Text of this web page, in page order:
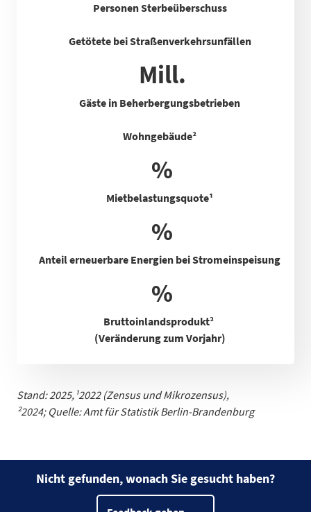
Personen Sterbeüberschuss
Getötete bei Straßenverkehrsunfällen
Mill.
Gäste in Beherbergungsbetrieben
Wohngebäude²
%
Mietbelastungsquote¹
%
Anteil erneuerbare Energien bei Stromeinspeisung
%
Bruttoinlandsprodukt²
(Veränderung zum Vorjahr)
Stand: 2025, ¹2022 (Zensus und Mikrozensus),
²2024; Quelle: Amt für Statistik Berlin-Brandenburg
Nicht gefunden, wonach Sie gesucht haben?